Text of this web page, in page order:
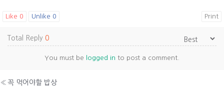
Like 0 Unlike 0 Print
Total Reply 0
You must be logged in to post a comment.
« 꼭 먹어야할 밥상